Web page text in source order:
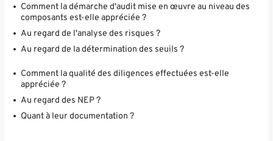
Comment la démarche d'audit mise en œuvre au niveau des
composants est-elle appréciée ?
Au regard de l'analyse des risques ?
Au regard de la détermination des seuils ?
Comment la qualité des diligences effectuées est-elle
appréciée ?
Au regard des NEP ?
Quant à leur documentation ?